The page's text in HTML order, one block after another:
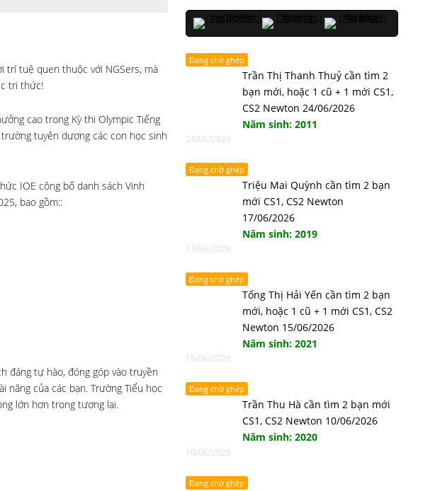
trí tuệ quen thuộc với NGSers, mà
tri thức!
cao trong Kỳ thi Olympic Tiếng
tuyên dương các con học sinh
IOE công bố danh sách Vinh
bao gồm::
đáng tự hào, đóng góp vào truyền
của các bạn. Trường Tiểu học
lớn hơn trong tương lai.
Đang chờ ghép
Trần Thị Thanh Thuỷ cần tìm 2
bạn mới, hoặc 1 cũ + 1 mới CS1,
CS2 Newton 24/06/2026
Năm sinh: 2011
24/06/2026
Đang chờ ghép
Triệu Mai Quỳnh cần tìm 2 bạn
mới CS1, CS2 Newton
17/06/2026
Năm sinh: 2019
17/06/2026
Đang chờ ghép
Tống Thị Hải Yến cần tìm 2 bạn
mới, hoặc 1 cũ + 1 mới CS1, CS2
Newton 15/06/2026
Năm sinh: 2021
15/06/2026
Đang chờ ghép
Trần Thu Hà cần tìm 2 bạn mới
CS1, CS2 Newton 10/06/2026
Năm sinh: 2020
10/06/2026
Đang chờ ghép